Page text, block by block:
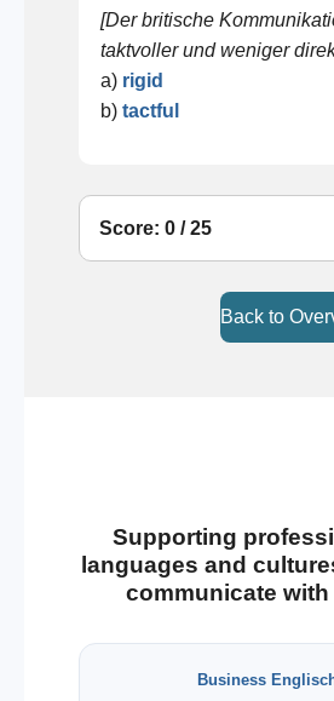
[Der britische
taktvoller und weniger
a) rigid
b) tactful
Score: 0 / 25
Back to
Supporting
languages and
communicate
Business